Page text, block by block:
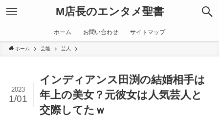
M店長のエンタメ聖書
ホーム お問い合わせ サイトマップ
ホーム 芸能 芸人
インディアンス田渕の結婚相手は
年上の美女？元彼女は人気芸人と
交際してたｗ
2023
1/01